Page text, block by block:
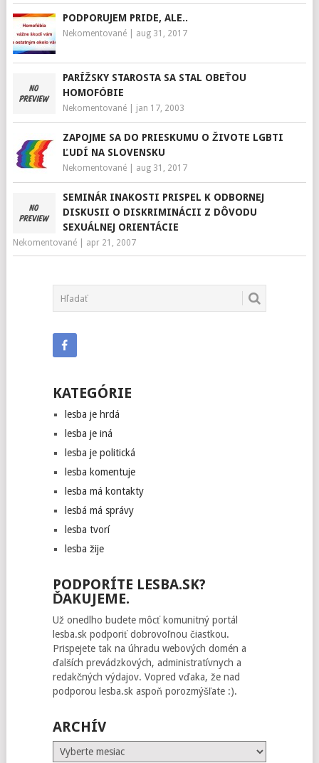
PODPORUJEM PRIDE, ALE..
Nekomentované| aug 31, 2017
PARÍŽSKY STAROSTA SA STAL OBEŤOU
HOMOFÓBIE
Nekomentované| jan 17, 2003
ZAPOJME SA DO PRIESKUMU O ŽIVOTE LGBTI
ĽUDÍ NA SLOVENSKU
Nekomentované| aug 31, 2017
SEMINÁR INAKOSTI PRISPEL K ODBORNEJ
DISKUSII O DISKRIMINÁCII Z DÔVODU
SEXUÁLNEJ ORIENTÁCIE
Nekomentované| apr 21, 2007
KATEGÓRIE
lesba je hrdá
lesba je iná
lesba je politická
lesba komentuje
lesba má kontakty
lesbá má správy
lesba tvorí
lesba žije
PODPORÍTE LESBA.SK?
ĎAKUJEME.
Už onedlho budete môcť komunitný portál
lesba.sk podporiť dobrovoľnou čiastkou.
Prispejete tak na úhradu webových domén a
ďalších prevádzkových, administratívnych a
redakčných výdajov. Vopred vďaka, že nad
podporou lesba.sk aspoň porozmýšľate :).
ARCHÍV
Archív